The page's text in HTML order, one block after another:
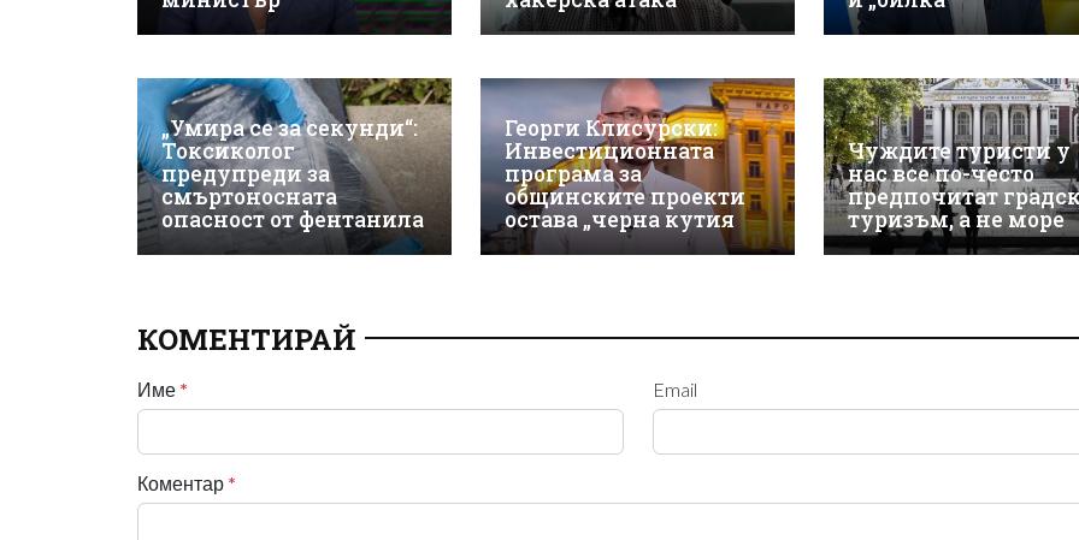
„Умира се за секунди“:
Токсиколог
предупреди за
смъртоносната
опасност от фентанила
Георги Клисурски:
Инвестиционната
програма за
общинските проекти
остава „черна кутия
Чуждите туристи у
нас все по-често
предпочитат
туризъм, а не море
КОМЕНТИРАЙ
Име * Email
Коментар *